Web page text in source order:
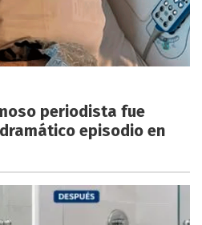
periodista fue
episodio en